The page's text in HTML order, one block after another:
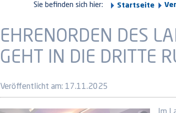
Sie befinden sich hier: Startseite
EHRENORDEN DES
GEHT IN DIE DRITTE
Veröffentlicht am: 17.11.2025